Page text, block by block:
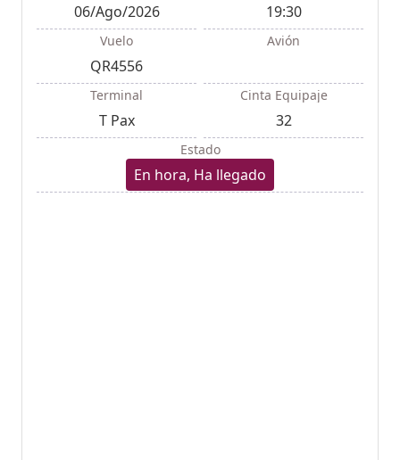
06/Ago/2026 19:30
Vuelo
QR4556
Avión
Terminal
T Pax
Cinta Equipaje
32
Estado
En hora, Ha llegado